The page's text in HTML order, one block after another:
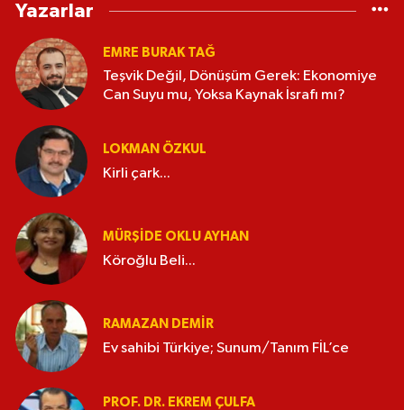
Yazarlar
EMRE BURAK TAĞ
Teşvik Değil, Dönüşüm Gerek: Ekonomiye
Can Suyu mu, Yoksa Kaynak İsrafı mı?
LOKMAN ÖZKUL
Kirli çark...
MÜRŞIDE OKLU AYHAN
Köroğlu Beli...
RAMAZAN DEMİR
Ev sahibi Türkiye; Sunum/Tanım FİL’ce
PROF. DR. EKREM ÇULFA